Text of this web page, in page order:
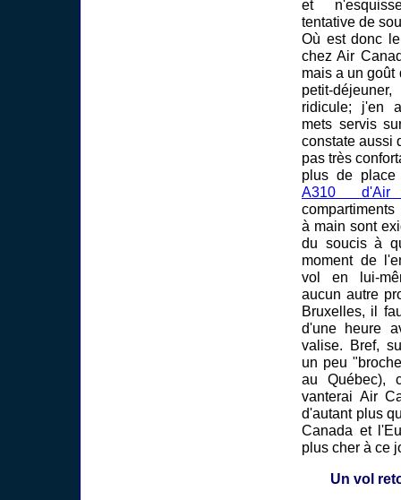
et
tentative de
Où est donc
chez Air
mais a un goût
petit-
ridicule; j'en
mets servis
constate aussi
pas très
plus de
A310 d'Air
à main sont
du soucis à
moment de
vol en lui-
aucun autre
Bruxelles, il
d'une heure
valise. Bref,
un peu
au Québec),
vanterai Air
d'autant plus
Canada et
plus cher à ce
Un vol